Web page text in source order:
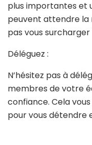
plus importantes et
peuvent attendre la
pas vous
Déléguez :
N’hésitez pas à
membres de votre
confiance. Cela
pour vous détendre